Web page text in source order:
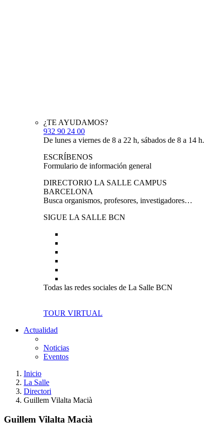
¿TE AYUDAMOS?
932 90 24 00
De lunes a viernes de 8 a 22 h, sábados de 8 a 14 h.
ESCRÍBENOS
Formulario de información general
DIRECTORIO LA SALLE CAMPUS
BARCELONA
Busca organismos, profesores, investigadores…
SIGUE LA SALLE BCN
Todas las redes sociales de La Salle BCN
TOUR VIRTUAL
Actualidad
Noticias
Eventos
Inicio
La Salle
Directori
Guillem Vilalta Macià
Guillem Vilalta Macià